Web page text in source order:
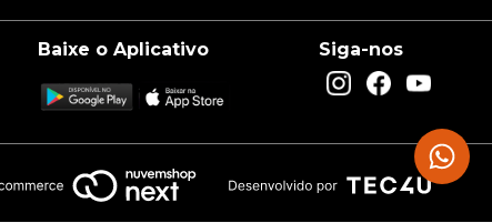
Baixe o Aplicativo Siga-nos